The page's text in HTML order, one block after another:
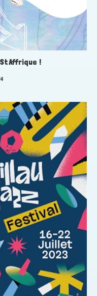
Affrique !